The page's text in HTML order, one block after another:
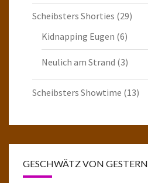
Scheibsters Shorties (29)
Kidnapping Eugen (6)
Neulich am Strand (3)
Scheibsters Showtime (13)
GESCHWÄTZ VON GESTERN